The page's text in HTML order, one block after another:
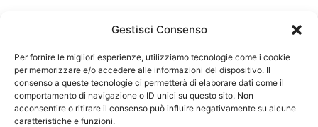
Gestisci Consenso
Per fornire le migliori esperienze, utilizziamo tecnologie come i cookie
per memorizzare e/o accedere alle informazioni del dispositivo. Il
consenso a queste tecnologie ci permetterà di elaborare dati come il
comportamento di navigazione o ID unici su questo sito. Non
acconsentire o ritirare il consenso può influire negativamente su alcune
caratteristiche e funzioni.
Federazione Nazionale Degli Ordini dei Biologi:
codice fiscale 80069130583
Responsabile sito internet www.fnob.it: